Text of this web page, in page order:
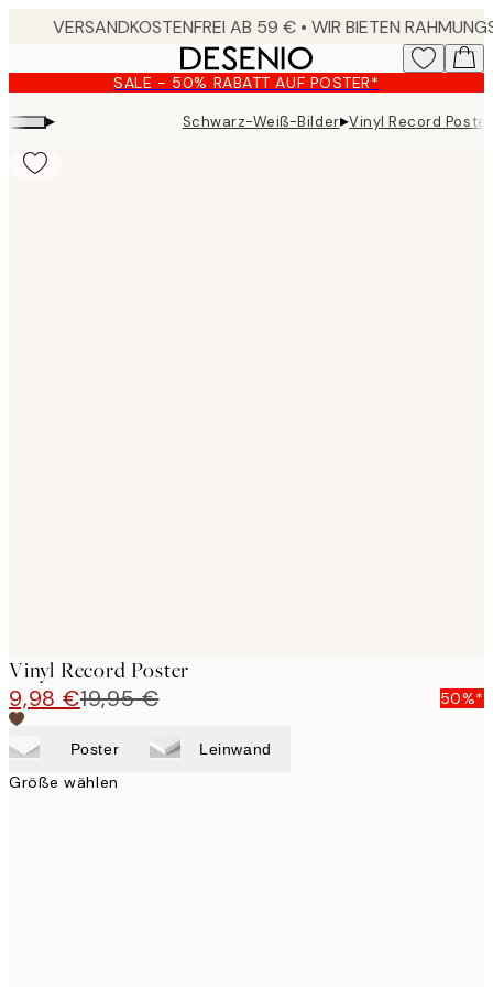
content.
SALE - 50% RABATT AUF POSTER*
▸ Schwarz-Weiß-Bilder▸Vinyl Record Poster
Vinyl Record Poster
9,98 €19,95 € 50%*
Poster Leinwand
Größe wählen